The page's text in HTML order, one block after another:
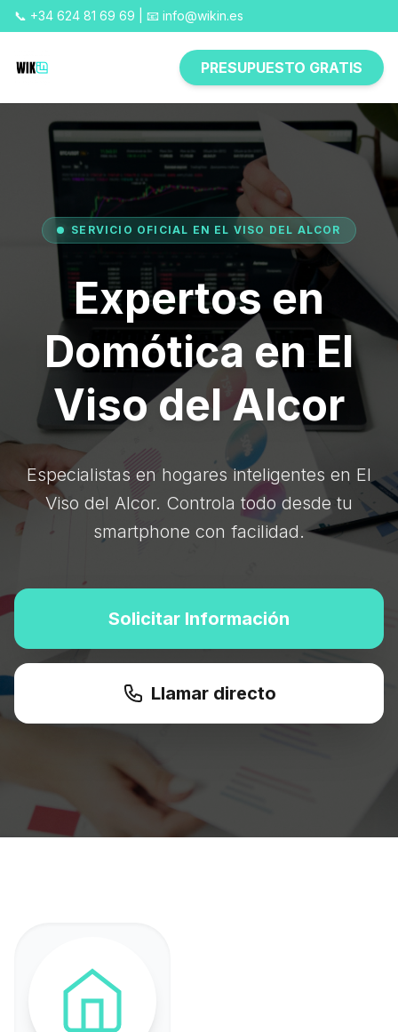
📞 +34 624 81 69 69 | 📧 info@wikin.es
PRESUPUESTO GRATIS
SERVICIO OFICIAL EN EL VISO DEL ALCOR
Expertos en
Domótica en El
Viso del Alcor
Especialistas en hogares inteligentes en El
Viso del Alcor. Controla todo desde tu
smartphone con facilidad.
Solicitar Información
Llamar directo